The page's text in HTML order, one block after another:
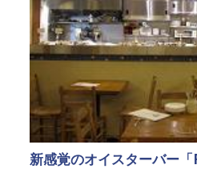
新感覚のオイスターバー